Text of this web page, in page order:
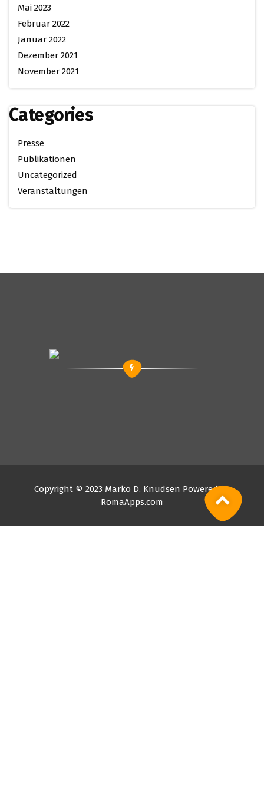
Mai 2023
Februar 2022
Januar 2022
Dezember 2021
November 2021
Categories
Presse
Publikationen
Uncategorized
Veranstaltungen
Copyright © 2023 Marko D. Knudsen Powered by
RomaApps.com